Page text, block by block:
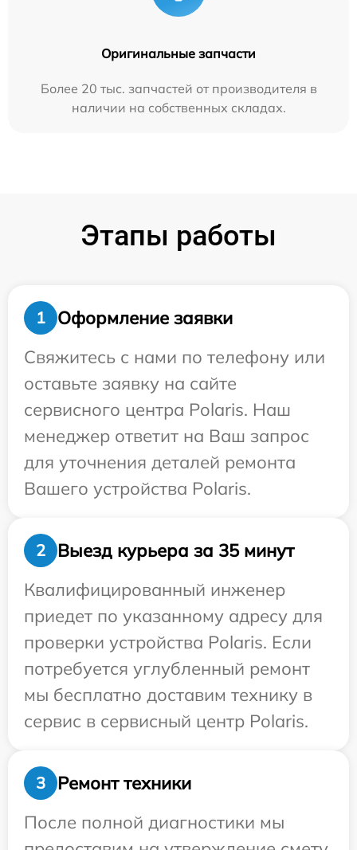
Оригинальные запчасти
Более 20 тыс. запчастей от производителя в
наличии на собственных складах.
Этапы работы
1
Оформление заявки
Свяжитесь с нами по телефону или
оставьте заявку на сайте
сервисного центра Polaris. Наш
менеджер ответит на Ваш запрос
для уточнения деталей ремонта
Вашего устройства Polaris.
2
Выезд курьера за 35 минут
Квалифицированный инженер
приедет по указанному адресу для
проверки устройства Polaris. Если
потребуется углубленный ремонт
мы бесплатно доставим технику в
сервис в сервисный центр Polaris.
3
Ремонт техники
После полной диагностики мы